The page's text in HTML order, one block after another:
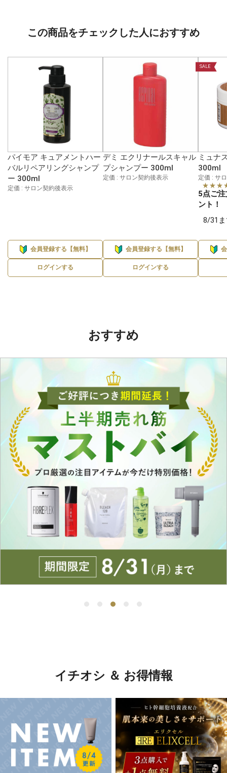
この商品をチェックした人におすすめ
パイモア キュアメントハー
バルリペアリングシャンプ
ー 300ml
定価 : サロン契約後表示
会員登録する【無料】
ログインする
デミ エクリナールスキャル
プシャンプー 300ml
定価 : サロン契約後表示
会員登録する【無料】
ログインする
SALE
ミュナ
300ml
定価 : サ
5点ご
ント！
8/31
おすすめ
イチオシ ＆ お得情報